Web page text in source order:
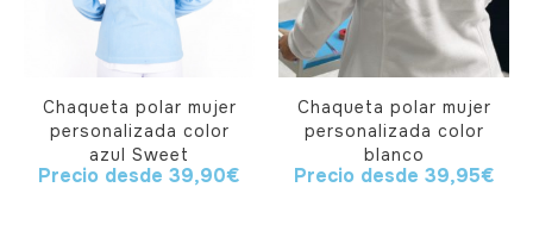
Chaqueta polar mujer
personalizada color
azul Sweet
Precio desde 39,90€
Chaqueta polar mujer
personalizada color
blanco
Precio desde 39,95€